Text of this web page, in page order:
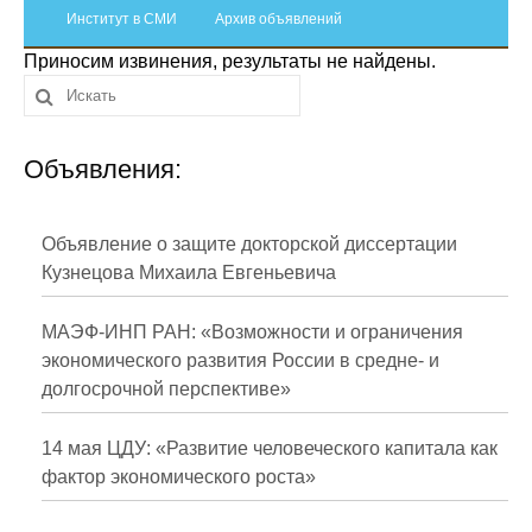
Отчетность
Противодействие коррупции
Материалы для СМИ
Публикации
Научная жизнь
Проблемы прогнозирования
О журнале
Номера журналов
Институт в СМИ Архив объявлений
Приносим извинения, результаты не найдены.
Объявления:
Объявление о защите докторской диссертации
Кузнецова Михаила Евгеньевича
МАЭФ-ИНП РАН: «Возможности и ограничения
экономического развития России в средне- и
долгосрочной перспективе»
14 мая ЦДУ: «Развитие человеческого капитала как
фактор экономического роста»